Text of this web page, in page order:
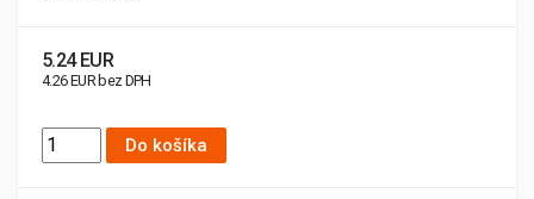
5.24 EUR
4.26 EUR bez DPH
Do košíka